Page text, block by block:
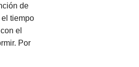
de
tiempo
el
Por